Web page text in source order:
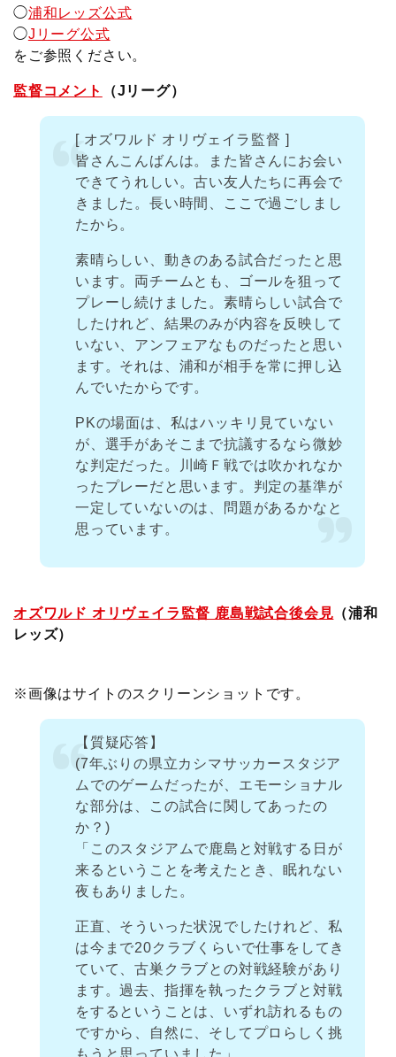
o
◯浦和レッズ公式
◯Jリーグ公式
をご参照ください。
監督コメント （Jリーグ）
[ オズワルド オリヴェイラ監督 ]
皆さんこんばんは。また皆さんにお会い
できてうれしい。古い友人たちに再会で
きました。長い時間、ここで過ごしまし
たから。
素晴らしい、動きのある試合だったと思
います。両チームとも、ゴールを狙って
プレーし続けました。素晴らしい試合で
したけれど、結果のみが内容を反映して
いない、アンフェアなものだったと思い
ます。それは、浦和が相手を常に押し込
んでいたからです。
PKの場面は、私はハッキリ見ていない
が、選手があそこまで抗議するなら微妙
な判定だった。川崎Ｆ戦では吹かれなか
ったプレーだと思います。判定の基準が
一定していないのは、問題があるかなと
思っています。
オズワルド オリヴェイラ監督 鹿島戦試合後会見 （浦和
レッズ）
※画像はサイトのスクリーンショットです。
【質疑応答】
(7年ぶりの県立カシマサッカースタジア
ムでのゲームだったが、エモーショナル
な部分は、この試合に関してあったの
か？)
「このスタジアムで鹿島と対戦する日が
来るということを考えたとき、眠れない
夜もありました。
正直、そういった状況でしたけれど、私
は今まで20クラブくらいで仕事をしてき
ていて、古巣クラブとの対戦経験があり
ます。過去、指揮を執ったクラブと対戦
をするということは、いずれ訪れるもの
ですから、自然に、そしてプロらしく挑
もうと思っていました」